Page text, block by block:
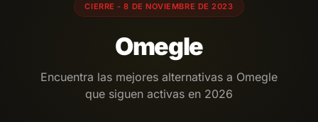
CIERRE - 8 DE NOVIEMBRE DE 2023
Omegle
Encuentra las mejores alternativas a Omegle
que siguen activas en 2026